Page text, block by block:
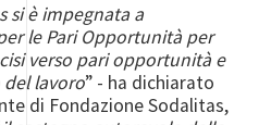
si è impegnata a
le Pari Opportunità per
verso pari opportunità e
lavoro” - ha dichiarato
di Fondazione Sodalitas,